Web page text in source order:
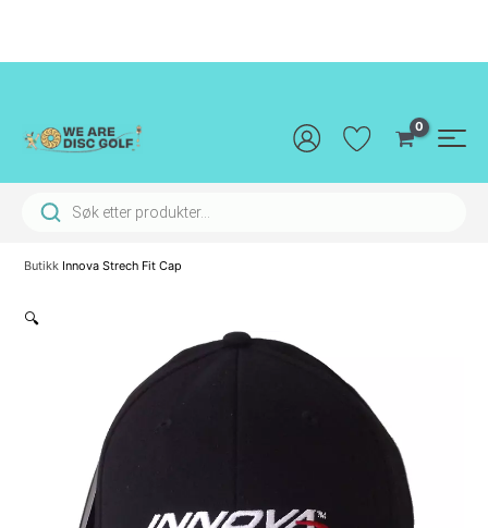
innholdet
Products search
Butikk Innova Strech Fit Cap
🔍